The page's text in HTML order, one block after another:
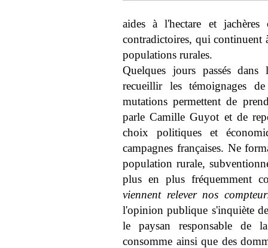
aides à l'hectare et
contradictoires, qui continuent
populations rurales.
Quelques jours passés
recueillir les témoignages
mutations permettent de
parle Camille Guyot et de
choix politiques et
campagnes françaises. Ne
population rurale,
plus en plus fréquemment
viennent relever nos
l'opinion publique s'inquiète
le paysan responsable de
consomme ainsi que des